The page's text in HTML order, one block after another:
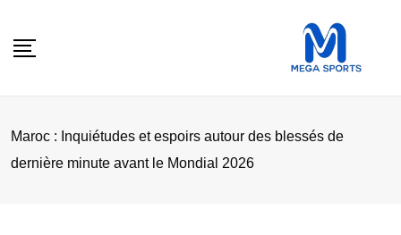
Maroc : Inquiétudes et espoirs autour des blessés de
dernière minute avant le Mondial 2026